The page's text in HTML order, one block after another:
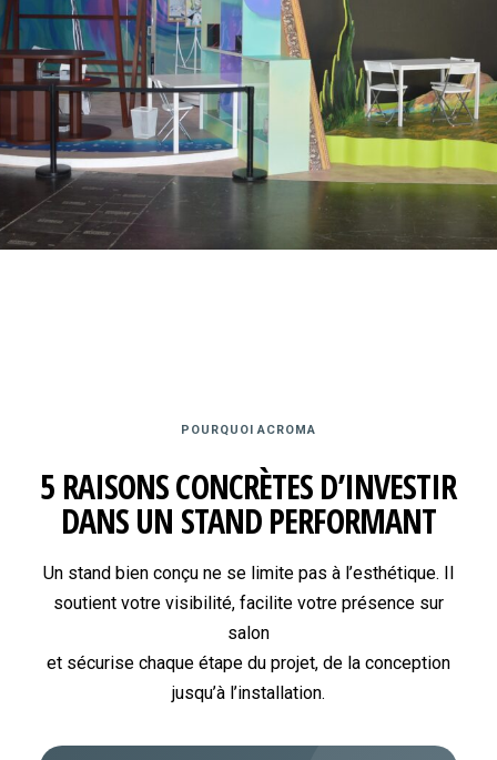
POURQUOI ACROMA
5 RAISONS CONCRÈTES D’INVESTIR
DANS UN STAND PERFORMANT
Un stand bien conçu ne se limite pas à l’esthétique. Il
soutient votre visibilité, facilite votre présence sur
salon
et sécurise chaque étape du projet, de la conception
jusqu’à l’installation.